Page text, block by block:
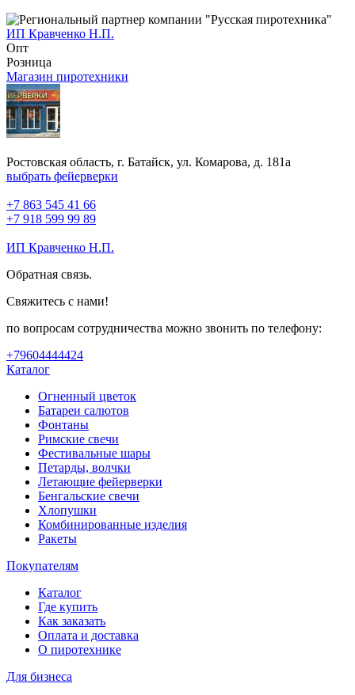
ИП Кравченко Н.П.
Опт
Розница
Магазин пиротехники
Ростовская область, г. Батайск, ул. Комарова, д. 181а
выбрать фейерверки
+7 863 545 41 66
+7 918 599 99 89
ИП Кравченко Н.П.
Обратная связь.
Свяжитесь с нами!
по вопросам сотрудничества можно звонить по телефону:
+79604444424
Каталог
Огненный цветок
Батареи салютов
Фонтаны
Римские свечи
Фестивальные шары
Петарды, волчки
Летающие фейерверки
Бенгальские свечи
Хлопушки
Комбинированные изделия
Ракеты
Покупателям
Каталог
Где купить
Как заказать
Оплата и доставка
О пиротехнике
Для бизнеса